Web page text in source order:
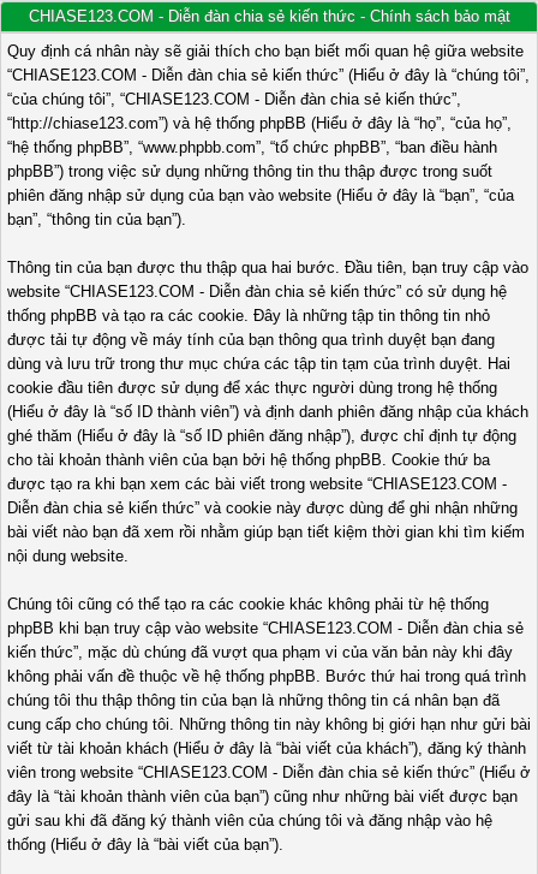
CHIASE123.COM - Diễn đàn chia sẻ kiến thức - Chính sách bảo mật
Quy định cá nhân này sẽ giải thích cho bạn biết mối quan hệ giữa website
“CHIASE123.COM - Diễn đàn chia sẻ kiến thức” (Hiểu ở đây là “chúng tôi”,
“của chúng tôi”, “CHIASE123.COM - Diễn đàn chia sẻ kiến thức”,
“http://chiase123.com”) và hệ thống phpBB (Hiểu ở đây là “họ”, “của họ”,
“hệ thống phpBB”, “www.phpbb.com”, “tổ chức phpBB”, “ban điều hành
phpBB”) trong việc sử dụng những thông tin thu thập được trong suốt
phiên đăng nhập sử dụng của bạn vào website (Hiểu ở đây là “bạn”, “của
bạn”, “thông tin của bạn”).
Thông tin của bạn được thu thập qua hai bước. Đầu tiên, bạn truy cập vào
website “CHIASE123.COM - Diễn đàn chia sẻ kiến thức” có sử dụng hệ
thống phpBB và tạo ra các cookie. Đây là những tập tin thông tin nhỏ
được tải tự động về máy tính của bạn thông qua trình duyệt bạn đang
dùng và lưu trữ trong thư mục chứa các tập tin tạm của trình duyệt. Hai
cookie đầu tiên được sử dụng để xác thực người dùng trong hệ thống
(Hiểu ở đây là “số ID thành viên”) và định danh phiên đăng nhập của khách
ghé thăm (Hiểu ở đây là “số ID phiên đăng nhập”), được chỉ định tự động
cho tài khoản thành viên của bạn bởi hệ thống phpBB. Cookie thứ ba
được tạo ra khi bạn xem các bài viết trong website “CHIASE123.COM -
Diễn đàn chia sẻ kiến thức” và cookie này được dùng để ghi nhận những
bài viết nào bạn đã xem rồi nhằm giúp bạn tiết kiệm thời gian khi tìm kiếm
nội dung website.
Chúng tôi cũng có thể tạo ra các cookie khác không phải từ hệ thống
phpBB khi bạn truy cập vào website “CHIASE123.COM - Diễn đàn chia sẻ
kiến thức”, mặc dù chúng đã vượt qua phạm vi của văn bản này khi đây
không phải vấn đề thuộc về hệ thống phpBB. Bước thứ hai trong quá trình
chúng tôi thu thập thông tin của bạn là những thông tin cá nhân bạn đã
cung cấp cho chúng tôi. Những thông tin này không bị giới hạn như gửi bài
viết từ tài khoản khách (Hiểu ở đây là “bài viết của khách”), đăng ký thành
viên trong website “CHIASE123.COM - Diễn đàn chia sẻ kiến thức” (Hiểu ở
đây là “tài khoản thành viên của bạn”) cũng như những bài viết được bạn
gửi sau khi đã đăng ký thành viên của chúng tôi và đăng nhập vào hệ
thống (Hiểu ở đây là “bài viết của bạn”).